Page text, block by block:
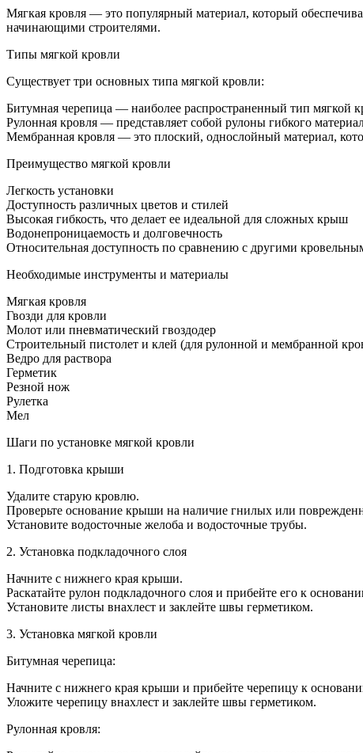
из
Мягкая кровля — это популярный материал, который
начинающими строителями.
Типы мягкой кровли
Существует три основных типа мягкой кровли:
Битумная черепица — наиболее распространенный тип мягкой
Рулонная кровля — представляет собой рулоны гибкого
Мембранная кровля — это плоский, однослойный материал,
Преимущество мягкой кровли
Легкость установки
Доступность различных цветов и стилей
Высокая гибкость, что делает ее идеальной для сложных крыш
Водонепроницаемость и долговечность
Относительная доступность по сравнению с другими
Необходимые инструменты и материалы
Мягкая кровля
Гвозди для кровли
Молот или пневматический гвоздодер
Строительный пистолет и клей (для рулонной и мембранной
Ведро для раствора
Герметик
Резной нож
Рулетка
Мел
Шаги по установке мягкой кровли
1. Подготовка крыши
Удалите старую кровлю.
Проверьте основание крыши на наличие гнилых или
Установите водосточные желоба и водосточные трубы.
2. Установка подкладочного слоя
Начните с нижнего края крыши.
Раскатайте рулон подкладочного слоя и прибейте его к
Установите листы внахлест и заклейте швы герметиком.
3. Установка мягкой кровли
Битумная черепица:
Начните с нижнего края крыши и прибейте черепицу к
Уложите черепицу внахлест и заклейте швы герметиком.
Рулонная кровля: